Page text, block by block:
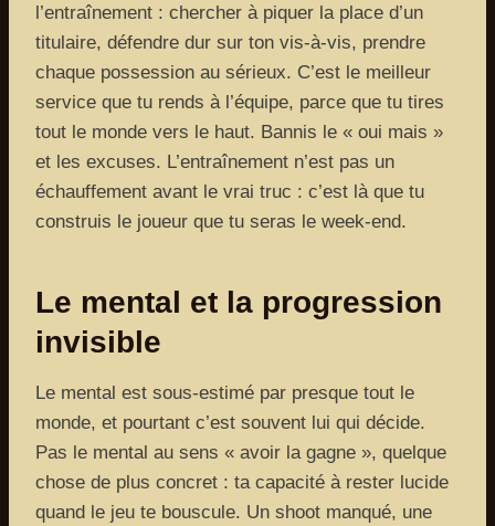
l’entraînement : chercher à piquer la place d’un
titulaire, défendre dur sur ton vis-à-vis, prendre
chaque possession au sérieux. C’est le meilleur
service que tu rends à l’équipe, parce que tu tires
tout le monde vers le haut. Bannis le « oui mais »
et les excuses. L’entraînement n’est pas un
échauffement avant le vrai truc : c’est là que tu
construis le joueur que tu seras le week-end.
Le mental et la progression
invisible
Le mental est sous-estimé par presque tout le
monde, et pourtant c’est souvent lui qui décide.
Pas le mental au sens « avoir la gagne », quelque
chose de plus concret : ta capacité à rester lucide
quand le jeu te bouscule. Un shoot manqué, une